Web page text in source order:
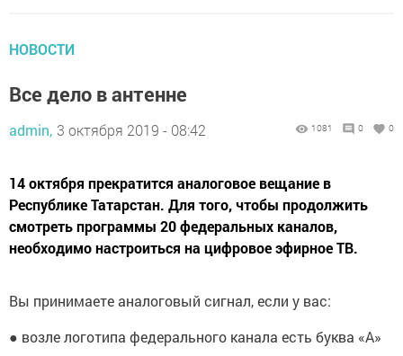
НОВОСТИ
Все дело в антенне
admin, 3 октября 2019 - 08:42 1081 0 0
14 октября прекратится аналоговое вещание в
Республике Татарстан. Для того, чтобы продолжить
смотреть программы 20 федеральных каналов,
необходимо настроиться на цифровое эфирное ТВ.
Вы принимаете аналоговый сигнал, если у вас:
● возле логотипа федерального канала есть буква «А»